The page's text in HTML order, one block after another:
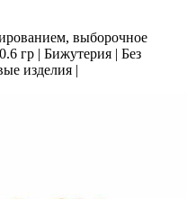
выборочное
гр | Бижутерия | Без
изделия |